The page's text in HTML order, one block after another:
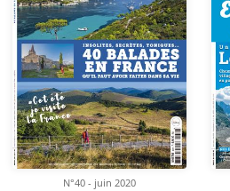
N°40 - juin 2020